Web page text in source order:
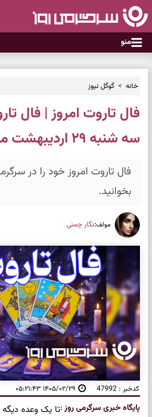
منو
خانه گوگل نیوز
فال تاروت امروز | فال
سه شنبه ۲۹ اردیبهشت ماه
فال تاروت امروز خود را در
بخوانید.
مولف:نگار چمنی
کدخبر : 47992 ۱۴۰۵/۰۲/۲۹ ۰۵:۲۱:۴۳
پایگاه خبری سرگرمی روز: